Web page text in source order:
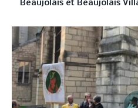
Beaujolais et Beaujolais